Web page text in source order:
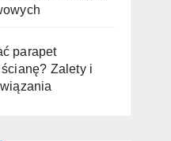
parapet
Zalety i